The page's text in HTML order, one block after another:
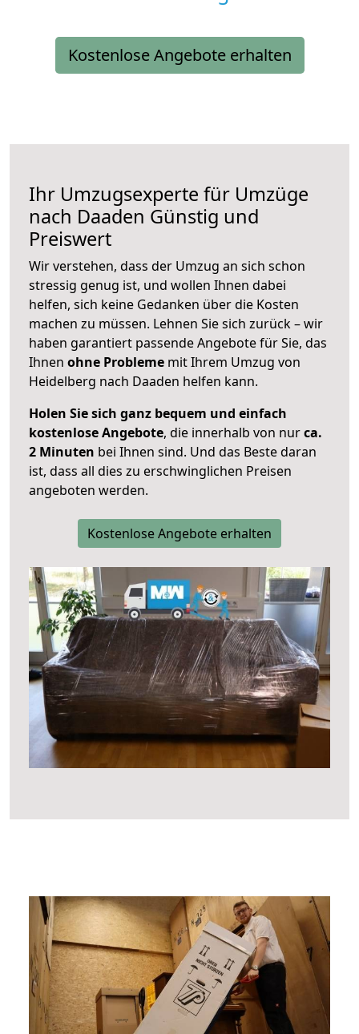
Kostenlose Angebote erhalten
Ihr Umzugsexperte für Umzüge
nach Daaden Günstig und
Preiswert
Wir verstehen, dass der Umzug an sich schon
stressig genug ist, und wollen Ihnen dabei
helfen, sich keine Gedanken über die Kosten
machen zu müssen. Lehnen Sie sich zurück – wir
haben garantiert passende Angebote für Sie, das
Ihnen ohne Probleme mit Ihrem Umzug von
Heidelberg nach Daaden helfen kann.
Holen Sie sich ganz bequem und einfach
kostenlose Angebote, die innerhalb von nurca.
2 Minuten bei Ihnen sind. Und das Beste daran
ist, dass all dies zu erschwinglichen Preisen
angeboten werden.
Kostenlose Angebote erhalten